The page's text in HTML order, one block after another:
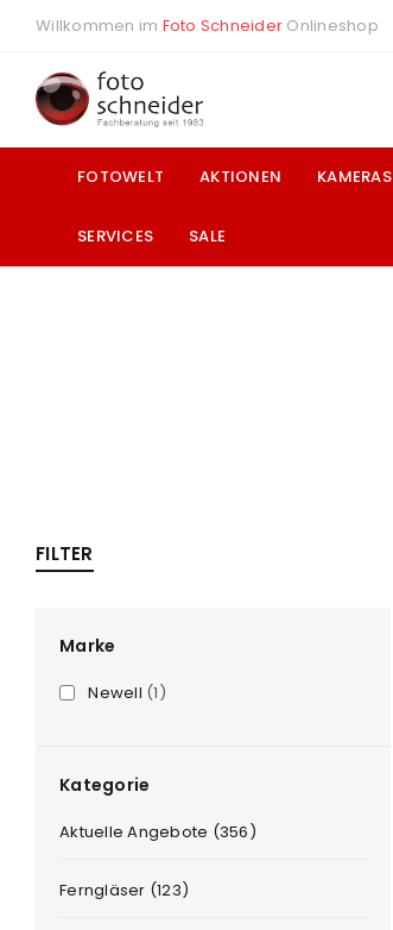
Willkommen im Foto Schneider Onlineshop
FOTOWELT AKTIONEN KAMERAS
SERVICES SALE
FILTER
Marke
Newell (1)
Kategorie
Aktuelle Angebote (356)
Ferngläser (123)